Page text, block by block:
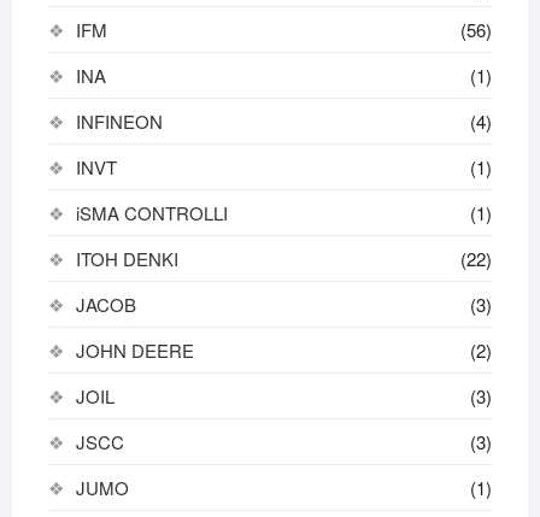
IFM
(56)
INA
(1)
INFINEON
(4)
INVT
(1)
iSMA CONTROLLI
(1)
ITOH DENKI
(22)
JACOB
(3)
JOHN DEERE
(2)
JOIL
(3)
JSCC
(3)
JUMO
(1)